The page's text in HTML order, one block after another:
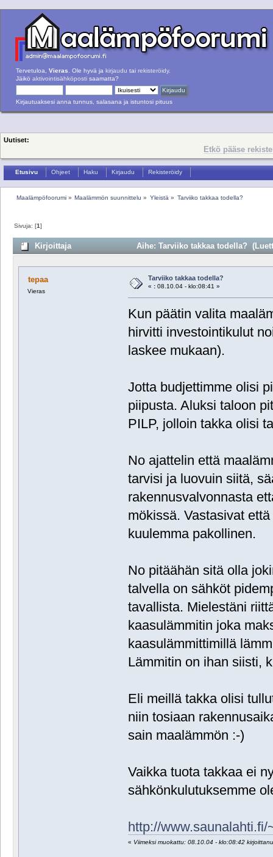
Tervetuloa, Vieras . Ole hyvä ja kirjaudu tai rekisteröidy.
Jäikö aktivointisähköposti saamatta?
Kirjautuaksesi anna tunnus, salasana ja istuntosi pituus
Uutiset:
Etkö pääse
Etusivu Ohjeet Haku Kirjaudu Rekisteröidy
Maalämpöfoorumi» Maalämmön suunnittelu » Yleistä » Tarviiko takkaa todella?
Sivuja: [1]
Kirjoittaja Aihe: Tarviiko takkaa todella?
tepaa
Vieras
Tarviiko takkaa todella?
« :08.10.04 - klo:08:41 »
Kun päätin valita
hirvitti investointikulut
laskee mukaan).
Jotta budjettimme olisi
piipusta. Aluksi taloon
PILP, jolloin takka olisi
No ajattelin että
tarvisi ja luovuin siitä,
rakennusvalvonnasta
mökissä. Vastasivat
kuulemma pakollinen.
No pitäähän sitä olla
talvella on sähköt
tavallista. Mielestäni
kaasulämmitin joka
kaasulämmittimillä
Lämmitin on ihan siisti,
Eli meillä takka olisi
niin tosiaan
sain maalämmön :-)
Vaikka tuota takkaa ei
sähkönkulutuksemme
http://
« Viimeksi muokattu: 08.10.04 - klo:08:42